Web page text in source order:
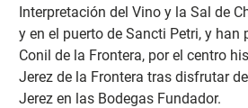
Interpretación del Vino y la Sal de
y en el puerto de Sancti Petri, y han
Conil de la Frontera, por el centro
Jerez de la Frontera tras disfrutar
Jerez en las Bodegas Fundador.